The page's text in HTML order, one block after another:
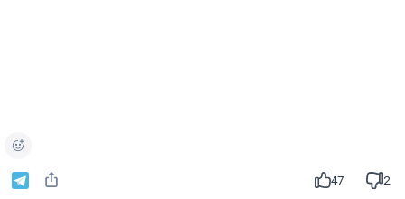
47 2